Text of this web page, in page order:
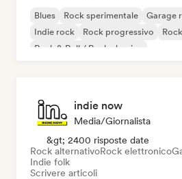
Blues Rock sperimentale Garage
Indie rock
Rock progressivo
Rock & Roll / Rock classico
indie now
Media/Giornalista
&gt; 2400 risposte date
Rock alternativoRock elettronico
Indie folk
Scrivere articoli